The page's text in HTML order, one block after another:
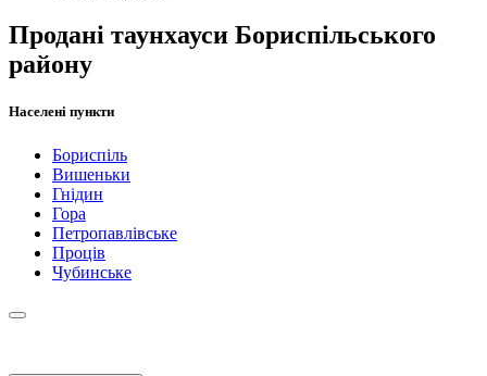
Продані таунхауси Бориспільського
району
Населені пункти
Бориспіль
Вишеньки
Гнідин
Гора
Петропавлівське
Проців
Чубинське